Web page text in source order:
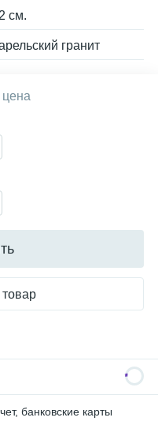
см.
гранит
цена
товар
банковские карты